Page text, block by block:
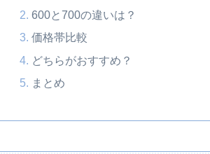
600と700の違いは？
価格帯比較
どちらがおすすめ？
まとめ